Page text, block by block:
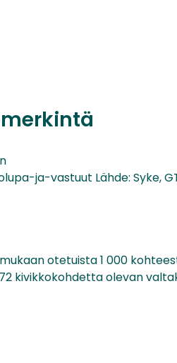
ja-vastuut Lähde: Syke,
otetuista 1 000
kivikkokohdetta olevan